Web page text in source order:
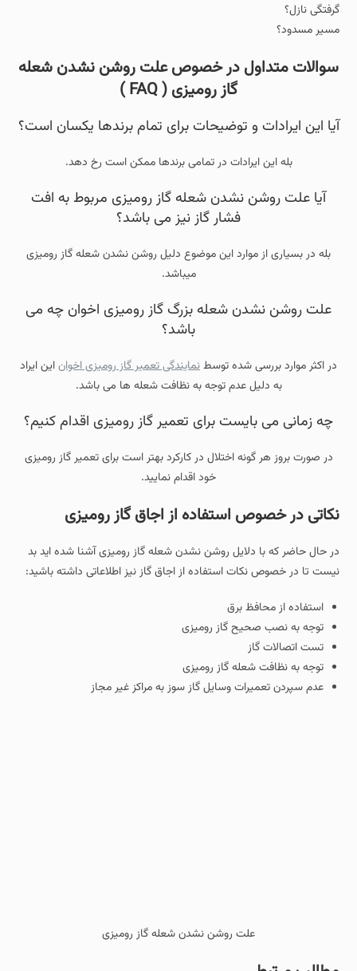
گرفتگی نازل؟
مسیر مسدود؟
سوالات متداول در خصوص علت روشن نشدن شعله
گاز رومیزی ( FAQ )
آیا این ایرادات و توضیحات برای تمام برندها یکسان است؟
بله این ایرادات در تمامی برندها ممکن است رخ دهد.
آیا علت روشن نشدن شعله گاز رومیزی مربوط به افت
فشار گاز نیز می باشد؟
بله در بسیاری از موارد این موضوع دلیل روشن نشدن شعله گاز رومیزی
میباشد.
علت روشن نشدن شعله بزرگ گاز رومیزی اخوان چه می
باشد؟
در اکثر موارد بررسی شده توسطنمایندگی تعمیر گاز رومیزی اخواناین ایراد
به دلیل عدم توجه به نظافت شعله ها می باشد.
چه زمانی می بایست برای تعمیر گاز رومیزی اقدام کنیم؟
در صورت بروز هر گونه اختلال در کارکرد بهتر است برای تعمیر گاز رومیزی
خود اقدام نمایید.
نکاتی در خصوص استفاده از اجاق گاز رومیزی
در حال حاضر که با دلایل روشن نشدن شعله گاز رومیزی آشنا شده اید بد
نیست تا در خصوص نکات استفاده از اجاق گاز نیز اطلاعاتی داشته باشید:
استفاده از محافظ برق
توجه به نصب صحیح گاز رومیزی
تست اتصالات گاز
توجه به نظافت شعله گاز رومیزی
عدم سپردن تعمیرات وسایل گاز سوز به مراکز غیر مجاز
علت روشن نشدن شعله گاز رومیزی